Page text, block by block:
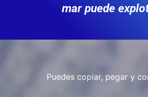
mar puede
Puedes copiar, pegar y